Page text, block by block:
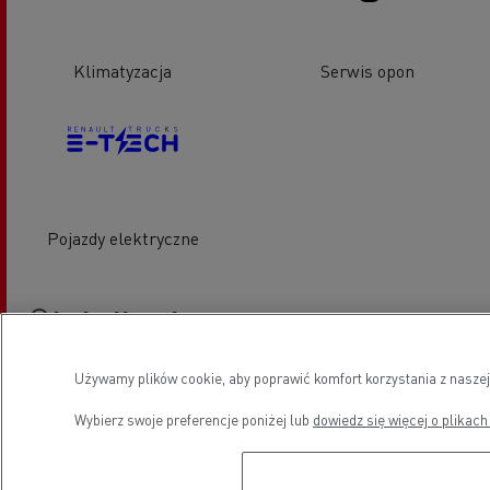
Klimatyzacja Serwis opon
Pojazdy elektryczne
Lokalizacja
Używamy plików cookie, aby poprawić komfort korzystania z
Wybierz swoje preferencje poniżej lub dowiedz się więcej o